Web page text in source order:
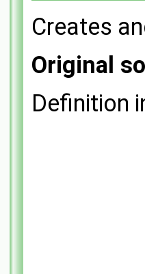
Creates
Original
Definition